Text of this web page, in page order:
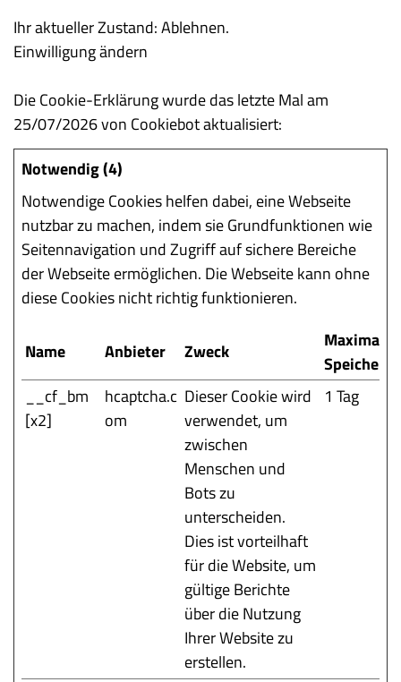
Ihr aktueller Zustand: Ablehnen.
Einwilligung ändern
Die Cookie-Erklärung wurde das letzte Mal am
25/07/2026 von Cookiebotaktualisiert:
Notwendig (4)
Notwendige Cookies helfen dabei, eine Webseite
nutzbar zu machen, indem sie Grundfunktionen wie
Seitennavigation und Zugriff auf sichere Bereiche
der Webseite ermöglichen. Die Webseite kann ohne
diese Cookies nicht richtig funktionieren.
Name Anbieter Zweck
Maximale
__cf_bm
[x2]
hcaptcha.c
om
Dieser Cookie wird
verwendet, um
zwischen
Menschen und
Bots zu
unterscheiden.
Dies ist vorteilhaft
für die Website, um
gültige Berichte
über die Nutzung
Ihrer Website zu
erstellen.
1 Tag